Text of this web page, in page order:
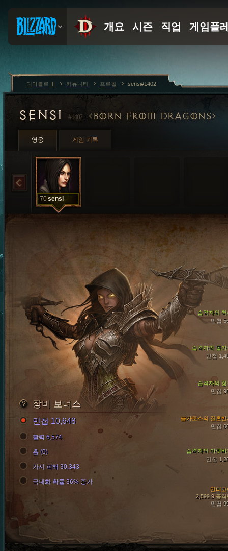
SENSI #1402 BORN FROM DRAGONS
영웅 게임 기록
70sensi
습격자의 돌가
민첩
습격자의 장
민첩
습격자의 척
민첩
습격자의 아랫바
민첩
만티코
2,599.9 공격
민첩
불카토스의 결혼반
민첩
장비 보너스
민첩 10,648
활력 6,574
홈 (0)
가시 피해 30,343
극대화 확률 36% 증가
디아블로 III 커뮤니티 프로필 sensi#1402